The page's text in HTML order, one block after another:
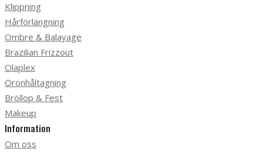
Klippning
Hårförlängning
Ombre & Balayage
Brazilian Frizzout
Olaplex
Öronhåltagning
Bröllop & Fest
Makeup
Information
Om oss